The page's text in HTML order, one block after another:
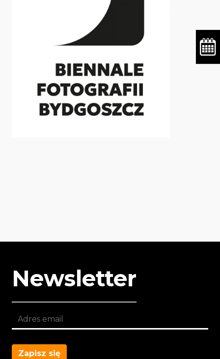
Newsletter
Zapisz się